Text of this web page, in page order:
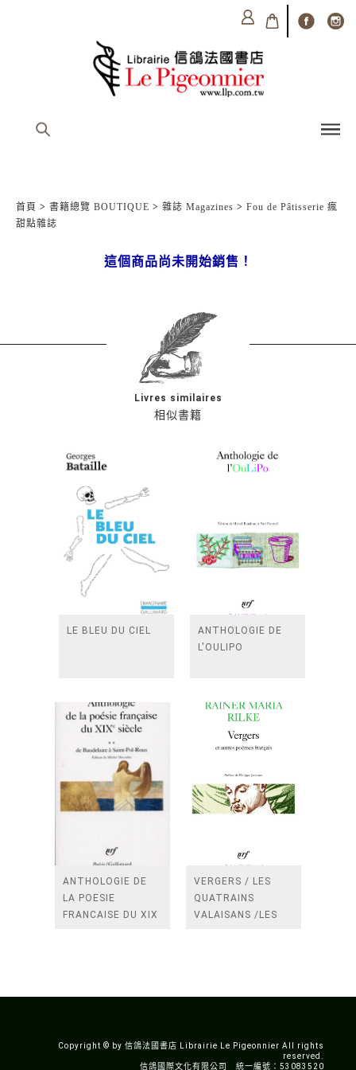
首頁 > 書籍總覽 BOUTIQUE > 雜誌 Magazines > Fou de Pâtisserie 瘋
甜點雜誌
這個商品尚未開始銷售！
相似書籍
Livres similaires
LE BLEU DU CIEL
ANTHOLOGIE DE
L'OULIPO
ANTHOLOGIE DE
LA POESIE
FRANCAISE DU XIX
VERGERS / LES
QUATRAINS
VALAISANS /LES
Copyright © by 信鴿法國書店 Librairie Le Pigeonnier All rights
reserved.
信鴿國際文化有限公司 統一編號：53083520